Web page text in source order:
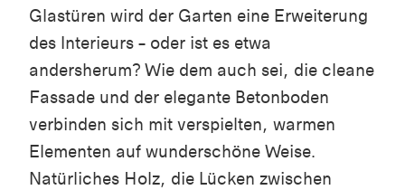
Glastüren wird der Garten eine Erweiterung
des Interieurs – oder ist es etwa
andersherum? Wie dem auch sei, die cleane
Fassade und der elegante Betonboden
verbinden sich mit verspielten, warmen
Elementen auf wunderschöne Weise.
Natürliches Holz, die Lücken zwischen